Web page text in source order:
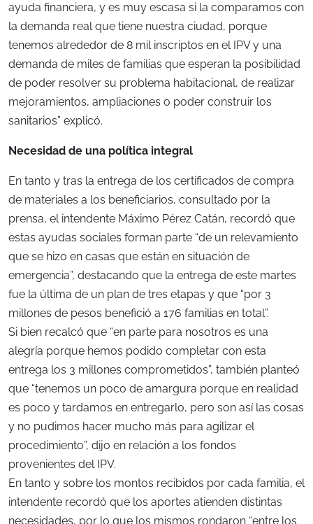
ayuda financiera, y es muy escasa si la comparamos con
la demanda real que tiene nuestra ciudad, porque
tenemos alrededor de 8 mil inscriptos en el IPV y una
demanda de miles de familias que esperan la posibilidad
de poder resolver su problema habitacional, de realizar
mejoramientos, ampliaciones o poder construir los
sanitarios” explicó.
Necesidad de una política integral
En tanto y tras la entrega de los certificados de compra
de materiales a los beneficiarios, consultado por la
prensa, el intendente Máximo Pérez Catán, recordó que
estas ayudas sociales forman parte “de un relevamiento
que se hizo en casas que están en situación de
emergencia”, destacando que la entrega de este martes
fue la última de un plan de tres etapas y que “por 3
millones de pesos benefició a 176 familias en total”.
Si bien recalcó que “en parte para nosotros es una
alegría porque hemos podido completar con esta
entrega los 3 millones comprometidos”, también planteó
que “tenemos un poco de amargura porque en realidad
es poco y tardamos en entregarlo, pero son así las cosas
y no pudimos hacer mucho más para agilizar el
procedimiento”, dijo en relación a los fondos
provenientes del IPV.
En tanto y sobre los montos recibidos por cada familia, el
intendente recordó que los aportes atienden distintas
necesidades, por lo que los mismos rondaron “entre los